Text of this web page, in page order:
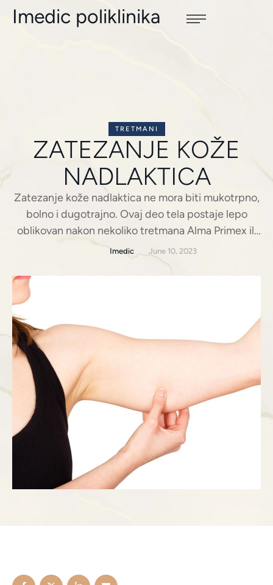
Imedic poliklinika
TRETMANI
ZATEZANJE KOŽE
NADLAKTICA
Zatezanje kože nadlaktica ne mora biti mukotrpno,
bolno i dugotrajno. Ovaj deo tela postaje lepo
oblikovan nakon nekoliko tretmana Alma Primex ili
Morpheus 8. Savremene i efikasne metode učiniće
da vaše ruke opet budu u top formi. Šta je
zatezanje kože nadlaktica? Kada podignete ruke
Imedic June 10, 2023